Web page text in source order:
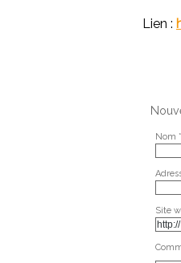
Lien :
Nom
Site